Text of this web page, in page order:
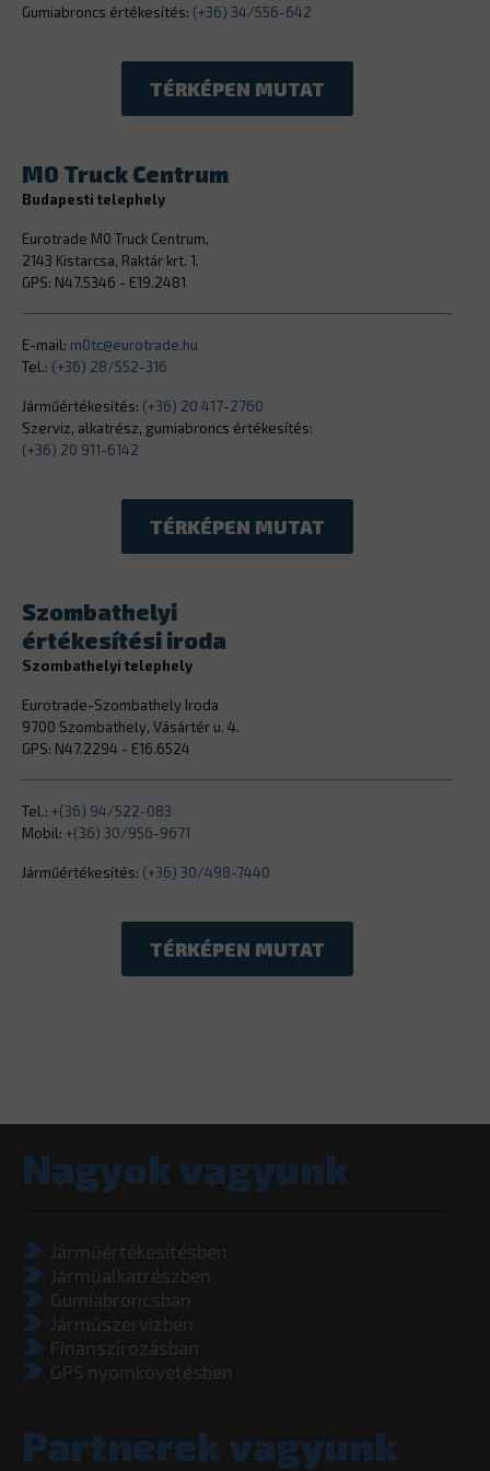
Gumiabroncs értékesítés: (+36) 34/556-642
TÉRKÉPEN MUTAT
M0 Truck Centrum
Budapesti telephely
Eurotrade M0 Truck Centrum,
2143 Kistarcsa, Raktár krt. 1.
GPS: N47.5346 - E19.2481
E-mail: m0tc@eurotrade.hu
Tel.: (+36) 28/552-316
Járműértékesítés: (+36) 20 417-2760
Szerviz, alkatrész, gumiabroncs értékesítés:
(+36) 20 911-6142
TÉRKÉPEN MUTAT
Szombathelyi
értékesítési iroda
Szombathelyi telephely
Eurotrade-Szombathely Iroda
9700 Szombathely, Vásártér u. 4.
GPS: N47.2294 - E16.6524
Tel.: +(36) 94/522-083
Mobil: +(36) 30/956-9671
Járműértékesítés: (+36) 30/498-7440
TÉRKÉPEN MUTAT
Nagyok vagyunk
Járműértékesítésben
Járműalkatrészben
Gumiabroncsban
Járműszervizben
Finanszírozásban
GPS nyomkövetésben
Partnerek vagyunk